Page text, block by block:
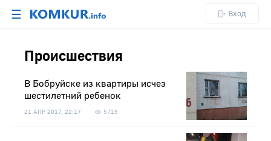
☰ Вход
Происшествия
В Бобруйске из квартиры исчез
шестилетний ребенок
21 АПР 2017, 22:17 5719